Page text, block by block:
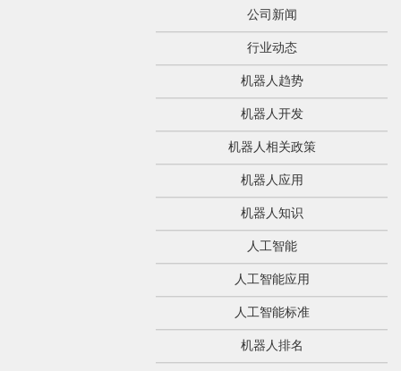
公司新闻
行业动态
机器人趋势
机器人开发
机器人相关政策
机器人应用
机器人知识
人工智能
人工智能应用
人工智能标准
机器人排名